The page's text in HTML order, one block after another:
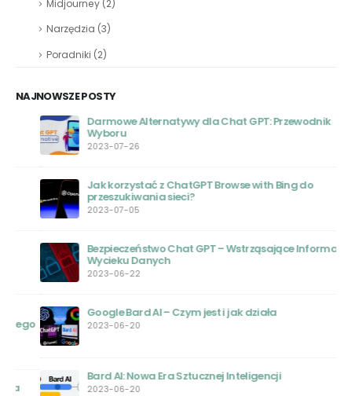
Midjourney (2)
Narzędzia (3)
Poradniki (2)
NAJNOWSZE POSTY
Darmowe Alternatywy dla Chat GPT: Przewodnik
Wyboru
2023-07-26
Jak korzystać z ChatGPT Browse with Bing do
przeszukiwania sieci?
2023-07-05
Bezpieczeństwo Chat GPT – Wstrząsające Informacje o
Wycieku Danych
2023-06-22
Google Bard AI – Czym jest i jak działa
2023-06-20
Bard AI: Nowa Era Sztucznej Inteligencji
2023-06-20